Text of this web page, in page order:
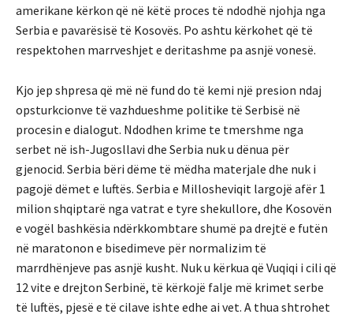
amerikane kërkon që në këtë proces të ndodhë njohja nga
Serbia e pavarësisë të Kosovës. Po ashtu kërkohet që të
respektohen marrveshjet e deritashme pa asnjë vonesë.
Kjo jep shpresa që më në fund do të kemi një presion ndaj
opsturkcionve të vazhdueshme politike të Serbisë në
procesin e dialogut. Ndodhen krime te tmershme nga
serbet në ish-Jugosllavi dhe Serbia nuk u dënua për
gjenocid. Serbia bëri dëme të mëdha materjale dhe nuk i
pagojë dëmet e luftës. Serbia e Millosheviqit largojë afër 1
milion shqiptarë nga vatrat e tyre shekullore, dhe Kosovën
e vogël bashkësia ndërkkombtare shumë pa drejtë e futën
në maratonon e bisedimeve për normalizim të
marrdhënjeve pas asnjë kusht. Nuk u kërkua që Vuqiqi i cili që
12 vite e drejton Serbinë, të kërkojë falje më krimet serbe
të luftës, pjesë e të cilave ishte edhe ai vet. A thua shtrohet